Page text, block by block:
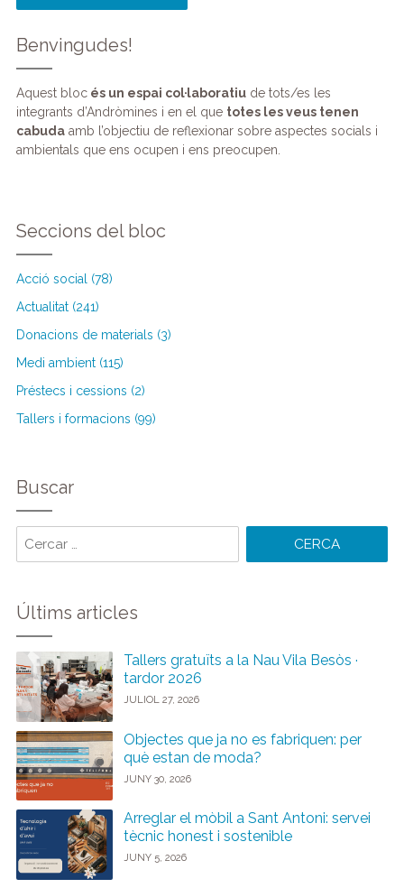
Benvingudes!
Aquest blocés un espai col·laboratiude tots/es les
integrants d’Andròmines i en el que totes les veus tenen
cabudaamb l’objectiu de reflexionar sobre aspectes socials i
ambientals que ens ocupen i ens preocupen.
Seccions del bloc
Acció social (78)
Actualitat (241)
Donacions de materials (3)
Medi ambient (115)
Préstecs i cessions (2)
Tallers i formacions (99)
Buscar
Cercar
Últims articles
Tallers gratuïts a la Nau Vila Besòs ·
tardor 2026
JULIOL 27, 2026
Objectes que ja no es fabriquen: per
què estan de moda?
JUNY 30, 2026
Arreglar el mòbil a Sant Antoni: servei
tècnic honest i sostenible
JUNY 5, 2026